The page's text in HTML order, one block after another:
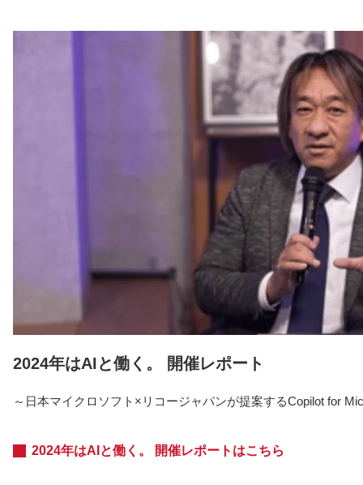
2024年はAIと働く。 開催レポート
～日本マイクロソフト×リコージャパンが提案するCopilot for
2024年はAIと働く。 開催レポートはこちら